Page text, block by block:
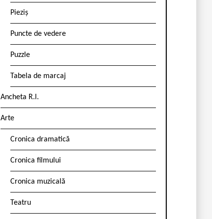
Pieziș
Puncte de vedere
Puzzle
Tabela de marcaj
Ancheta R.l.
Arte
Cronica dramatică
Cronica filmului
Cronica muzicală
Teatru